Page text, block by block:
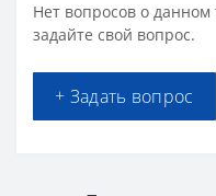
Нет вопросов о
задайте свой вопрос.
+ Задать вопрос